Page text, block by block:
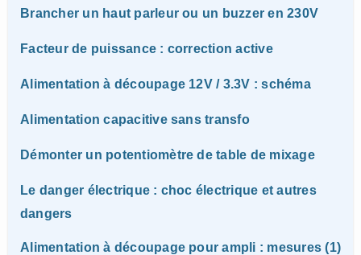
Brancher un haut parleur ou un buzzer en 230V
Facteur de puissance : correction active
Alimentation à découpage 12V / 3.3V : schéma
Alimentation capacitive sans transfo
Démonter un potentiomètre de table de mixage
Le danger électrique : choc électrique et autres
dangers
Alimentation à découpage pour ampli : mesures (1)